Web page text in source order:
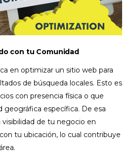
con tu Comunidad
en optimizar un sitio web para
de búsqueda locales. Esto es
con presencia física o que
geográfica específica. De esa
de tu negocio en
tu ubicación, lo cual contribuye